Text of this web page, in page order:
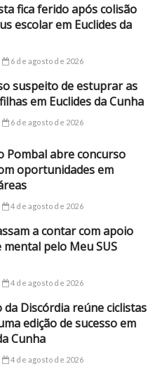
fica ferido após colisão
escolar em Euclides da
6 de agosto de 2026
suspeito de estuprar as
em Euclides da Cunha
6 de agosto de 2026
Pombal abre concurso
oportunidades em
4 de agosto de 2026
a contar com apoio
mental pelo Meu SUS
4 de agosto de 2026
da Discórdia reúne ciclistas
edição de sucesso em
Cunha
4 de agosto de 2026